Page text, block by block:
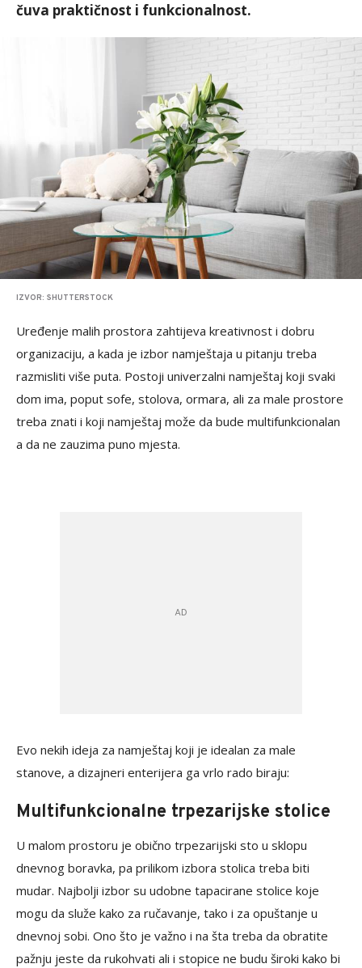
čuva praktičnost i funkcionalnost.
IZVOR: SHUTTERSTOCK
Uređenje malih prostora zahtijeva kreativnost i dobru
organizaciju, a kada je izbor namještaja u pitanju treba
razmisliti više puta. Postoji univerzalni namještaj koji svaki
dom ima, poput sofe, stolova, ormara, ali za male prostore
treba znati i koji namještaj može da bude multifunkcionalan
a da ne zauzima puno mjesta.
Evo nekih ideja za namještaj koji je idealan za male
stanove, a dizajneri enterijera ga vrlo rado biraju:
Multifunkcionalne trpezarijske stolice
U malom prostoru je obično trpezarijski sto u sklopu
dnevnog boravka, pa prilikom izbora stolica treba biti
mudar. Najbolji izbor su udobne tapacirane stolice koje
mogu da služe kako za ručavanje, tako i za opuštanje u
dnevnoj sobi. Ono što je važno i na šta treba da obratite
pažnju jeste da rukohvati ali i stopice ne budu široki kako bi